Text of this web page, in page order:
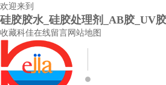
欢迎来到
硅胶胶水_硅胶处理剂_AB胶_UV
收藏科佳在线留言网站地图